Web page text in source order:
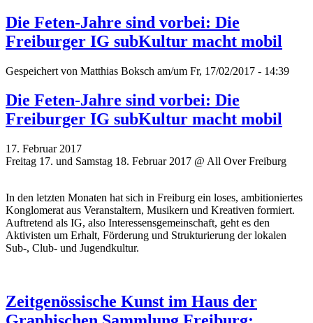
Die Feten-Jahre sind vorbei: Die
Freiburger IG subKultur macht mobil
Gespeichert von Matthias Boksch am/um Fr, 17/02/2017 - 14:39
Die Feten-Jahre sind vorbei: Die
Freiburger IG subKultur macht mobil
17. Februar 2017
Freitag 17. und Samstag 18. Februar 2017 @ All Over Freiburg
In den letzten Monaten hat sich in Freiburg ein loses, ambitioniertes
Konglomerat aus Veranstaltern, Musikern und Kreativen formiert.
Auftretend als IG, also Interessensgemeinschaft, geht es den
Aktivisten um Erhalt, Förderung und Strukturierung der lokalen
Sub-, Club- und Jugendkultur.
Zeitgenössische Kunst im Haus der